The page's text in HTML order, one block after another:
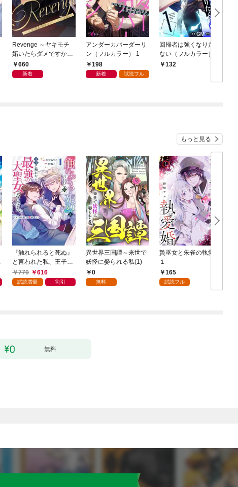
Revenge ～ヤキモチ
妬いたらダメですか？
～【描き下ろしおまけ
付き特装版】 1
660
新着
アンダーカバーダーリ
ン（フルカラー） 1
198
新着 試読フル
回帰者は強くなりたく
ない（フルカラー） 1
132
もっと見る
『触れられると死ぬ』
と言われた私、王子に
触れたら最強の大聖女
になりました。ところ
770 616
試読増量 割引
異世界三国譚～来世で
妖怪に娶られる私(1)
0
無料
贄巫女と朱雀の執愛婚
１
165
試読フル
無料